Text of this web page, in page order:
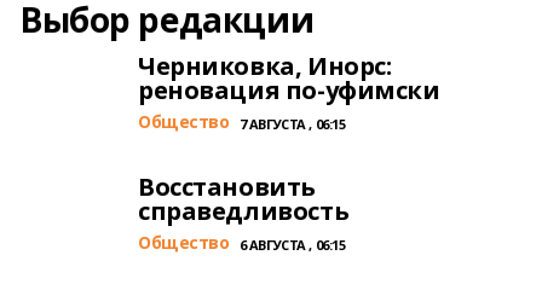
Выбор редакции
Черниковка, Инорс:
реновация по-уфимски
Общество 7 АВГУСТА , 06:15
Восстановить
справедливость
Общество 6 АВГУСТА , 06:15